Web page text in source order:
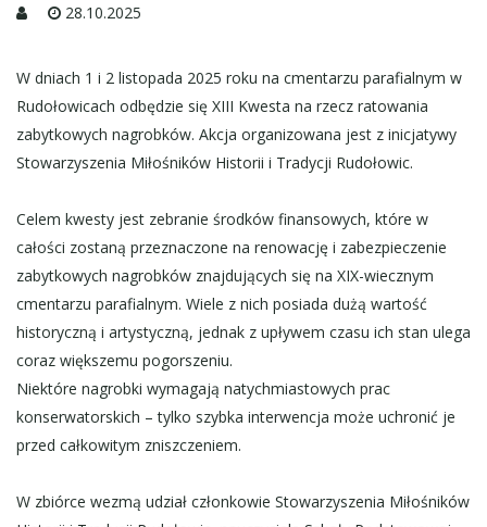
28.10.2025
W dniach 1 i 2 listopada 2025 roku na cmentarzu parafialnym w
Rudołowicach odbędzie się XIII Kwesta na rzecz ratowania
zabytkowych nagrobków. Akcja organizowana jest z inicjatywy
Stowarzyszenia Miłośników Historii i Tradycji Rudołowic.
Celem kwesty jest zebranie środków finansowych, które w
całości zostaną przeznaczone na renowację i zabezpieczenie
zabytkowych nagrobków znajdujących się na XIX-wiecznym
cmentarzu parafialnym. Wiele z nich posiada dużą wartość
historyczną i artystyczną, jednak z upływem czasu ich stan ulega
coraz większemu pogorszeniu.
Niektóre nagrobki wymagają natychmiastowych prac
konserwatorskich – tylko szybka interwencja może uchronić je
przed całkowitym zniszczeniem.
W zbiórce wezmą udział członkowie Stowarzyszenia Miłośników